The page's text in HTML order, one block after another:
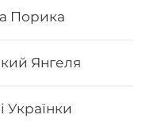
Порика
Янгеля
Українки